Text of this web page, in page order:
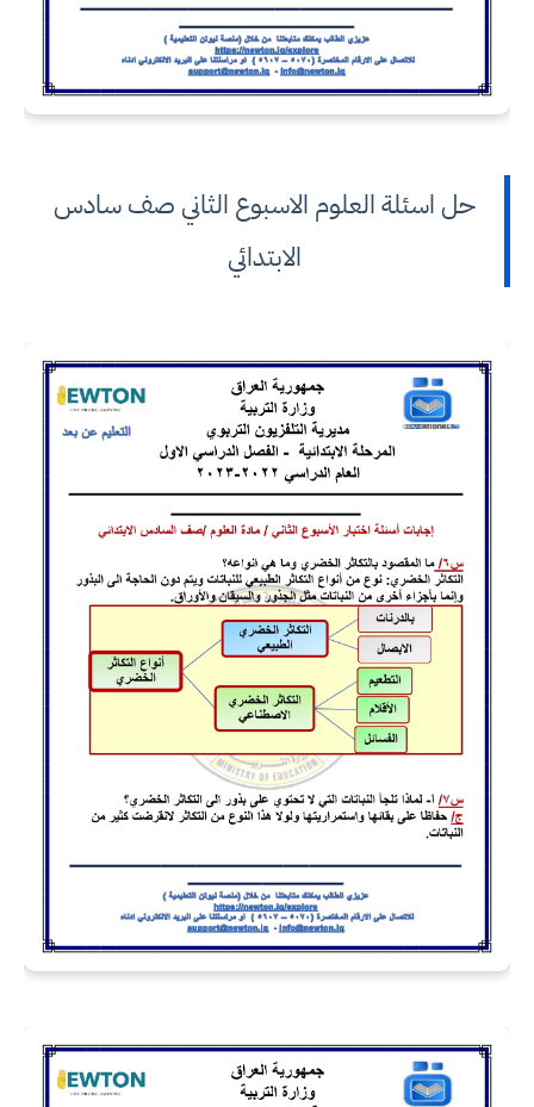
حل اسئلة العلوم الاسبوع الثاني صف سادس
الابتدائي